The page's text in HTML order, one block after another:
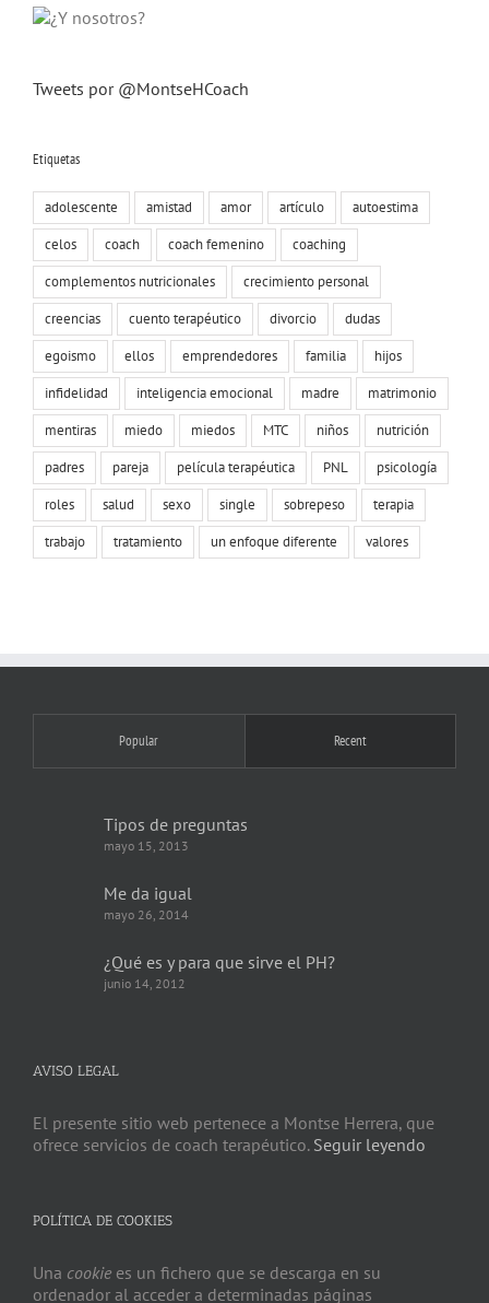
Tweets por @MontseHCoach
Etiquetas
adolescente amistad amor artículo
autoestima
celos
coach coach femenino
coaching
complementos nutricionales
crecimiento personal
creencias
cuento terapéutico divorcio
dudas
egoismo
ellos emprendedores familia
hijos
infidelidad
inteligencia emocional madre
matrimonio
mentiras
miedo miedos MTC niños
nutrición
padres
pareja película terapéutica PNL
psicología
roles
salud sexo single sobrepeso
terapia
trabajo
tratamiento un enfoque diferente valores
Popular Recent
Tipos de preguntas
mayo 15, 2013
Me da igual
mayo 26, 2014
¿Qué es y para que sirve el PH?
junio 14, 2012
AVISO LEGAL
El presente sitio web pertenece a Montse Herrera, que
ofrece servicios de coach terapéutico. Seguir leyendo
POLÍTICA DE COOKIES
Una cookie es un fichero que se descarga en su
ordenador al acceder a determinadas páginas